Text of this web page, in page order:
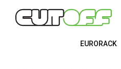
EURORACK